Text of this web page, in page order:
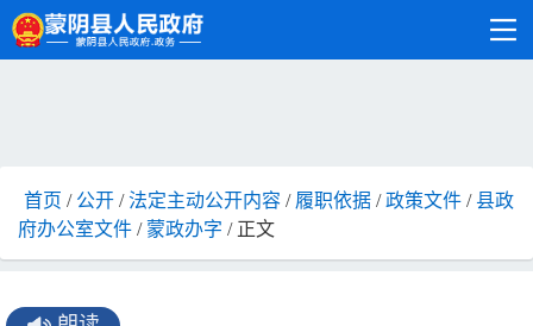
首页 / 公开 /法定主动公开内容 / 履职依据 /政策文件 / 县政
府办公室文件 / 蒙政办字 / 正文